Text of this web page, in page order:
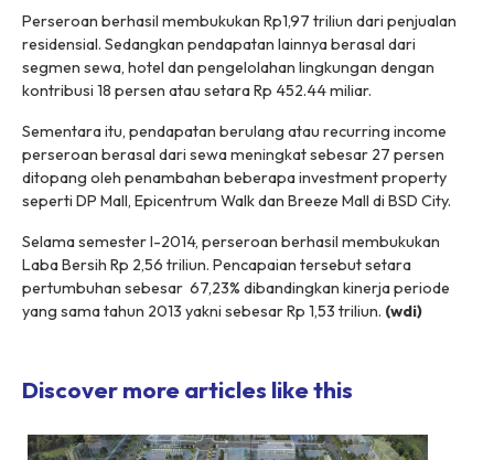
Perseroan berhasil membukukan Rp1,97 triliun dari penjualan
residensial. Sedangkan pendapatan lainnya berasal dari
segmen sewa, hotel dan pengelolahan lingkungan dengan
kontribusi 18 persen atau setara Rp 452.44 miliar.
Sementara itu, pendapatan berulang atau recurring income
perseroan berasal dari sewa meningkat sebesar 27 persen
ditopang oleh penambahan beberapa investment property
seperti DP Mall, Epicentrum Walk dan Breeze Mall di BSD City.
Selama semester I-2014, perseroan berhasil membukukan
Laba Bersih Rp 2,56 triliun. Pencapaian tersebut setara
pertumbuhan sebesar 67,23% dibandingkan kinerja periode
yang sama tahun 2013 yakni sebesar Rp 1,53 triliun. (wdi)
Discover more articles like this